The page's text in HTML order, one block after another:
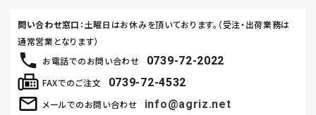
お電話でのお問い合わせ 0739-72-2022
メールでのお問い合わせ
info@agriz.net
FAXでのご注文 0739-72-4532
問い合わせ窓口 ：土曜日はお休みを頂いております。（受注・出荷業務は
通常営業となります）